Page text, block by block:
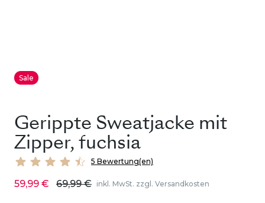
Sale
Gerippte Sweatjacke mit
Zipper, fuchsia
5 Bewertung(en)
59,99 € 69,99 € inkl. MwSt. zzgl. Versandkosten